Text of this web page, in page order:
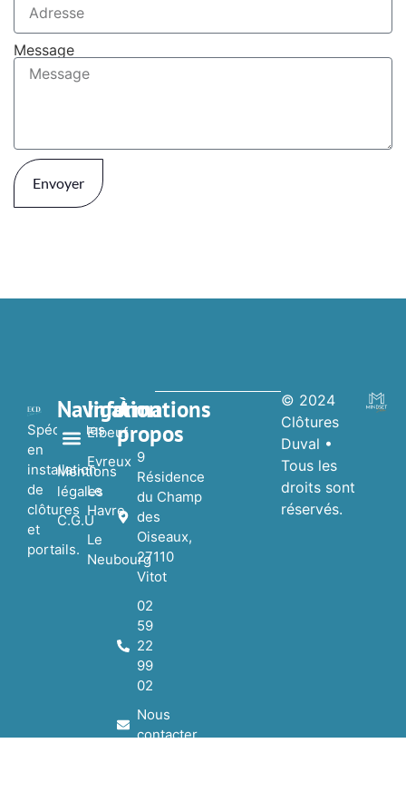
Message
Envoyer
Spécialistes
en
installation
de
clôtures
et
portails.
Navigation
Mentions
légales
C.G.U
Informations
Elbeuf
Evreux
Le
Havre
Le
Neubourg
À
propos
9
Résidence
du Champ
des
Oiseaux,
27110
Vitot
02
59
22
99
02
Nous
contacter
© 2024
Clôtures
Duval •
Tous les
droits sont
réservés.